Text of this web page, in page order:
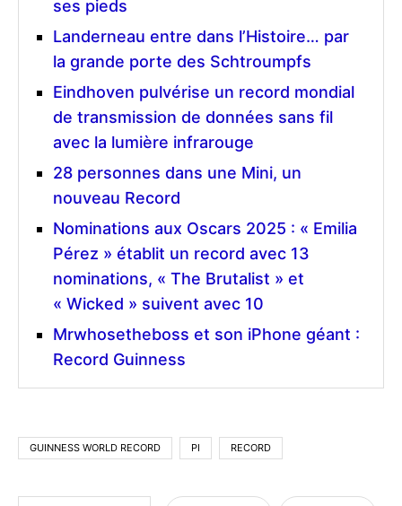
ses pieds
Landerneau entre dans l’Histoire… par
la grande porte des Schtroumpfs
Eindhoven pulvérise un record mondial
de transmission de données sans fil
avec la lumière infrarouge
28 personnes dans une Mini, un
nouveau Record
Nominations aux Oscars 2025 : « Emilia
Pérez » établit un record avec 13
nominations, « The Brutalist » et
« Wicked » suivent avec 10
Mrwhosetheboss et son iPhone géant :
Record Guinness
GUINNESS WORLD RECORD PI RECORD